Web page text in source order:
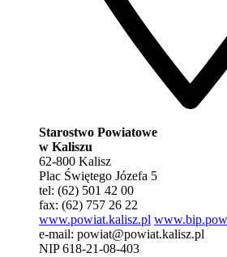
Starostwo Powiatowe
w Kaliszu
62-800 Kalisz
Plac Świętego Józefa 5
tel: (62) 501 42 00
fax: (62) 757 26 22
www.powiat.kalisz.pl
e-mail: powiat@powiat.kalisz.pl
NIP 618-21-08-403